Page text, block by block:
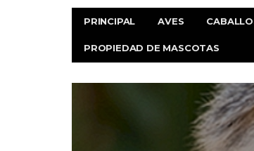
PRINCIPAL AVES
PROPIEDAD DE MASCOTAS